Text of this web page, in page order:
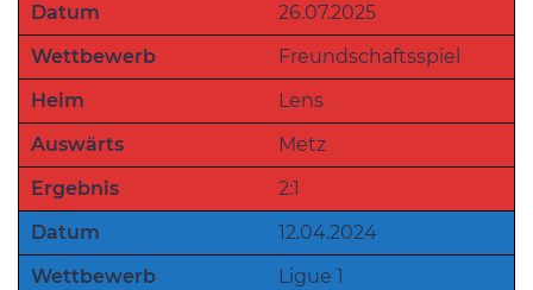
Datum
26.07.2025
Wettbewerb
Freundschaftsspiel
Heim
Lens
Auswärts
Metz
Ergebnis
2:1
Datum
12.04.2024
Wettbewerb
Ligue 1